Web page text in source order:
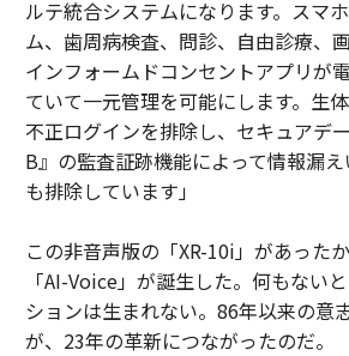
ルテ統合システムになります。スマ
ム、歯周病検査、問診、自由診療、
インフォームドコンセントアプリが
ていて一元管理を可能にします。生
不正ログインを排除し、セキュアデ
B』の監査証跡機能によって情報漏
も排除しています」
この非音声版の「XR-10i」があった
「AI-Voice」が誕生した。何もない
ションは生まれない。86年以来の意
が、23年の革新につながったのだ。